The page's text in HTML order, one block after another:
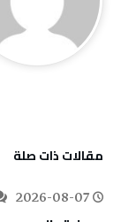
‫مقالات ذات صلة‬
2026-08-07